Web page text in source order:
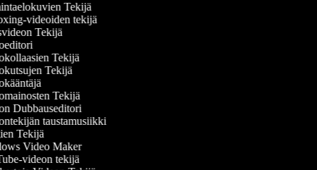
Tekijä
videoiden tekijä
Tekijä
Tekijä
Tekijä
Tekijä
Dubbauseditori
taustamusiikki
Tekijä
Video Maker
videon tekijä